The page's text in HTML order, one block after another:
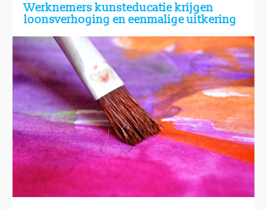
Werknemers kunsteducatie krijgen
loonsverhoging en eenmalige uitkering